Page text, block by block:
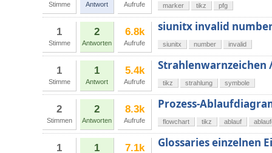
Stimme Antwort Aufrufe marker tikz pfg
1
Stimme
2
Antworten
6.8k
Aufrufe
siunitx invalid
siunitx number invalid
1
Stimme
1
Antwort
5.4k
Aufrufe
Strahlenwarnzeichen
tikz strahlung symbole
2
Stimmen
2
Antworten
8.3k
Aufrufe
Prozess-
flowchart tikz ablauf
1 1 7.1k Glossaries einzelnen